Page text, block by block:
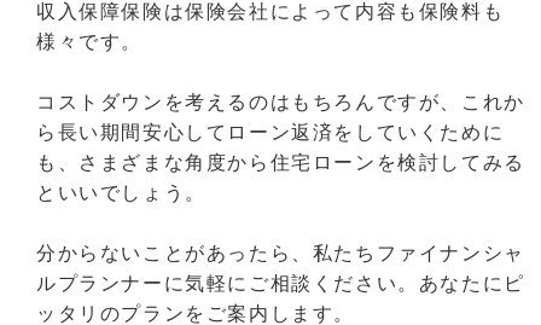
収入保障保険は保険会社によって内容も保険料も
様々です。
コストダウンを考えるのはもちろんですが、これか
ら長い期間安心してローン返済をしていくために
も、さまざまな角度から住宅ローンを検討してみる
といいでしょう。
分からないことがあったら、私たちファイナンシャ
ルプランナーに気軽にご相談ください。あなたにピ
ッタリのプランをご案内します。